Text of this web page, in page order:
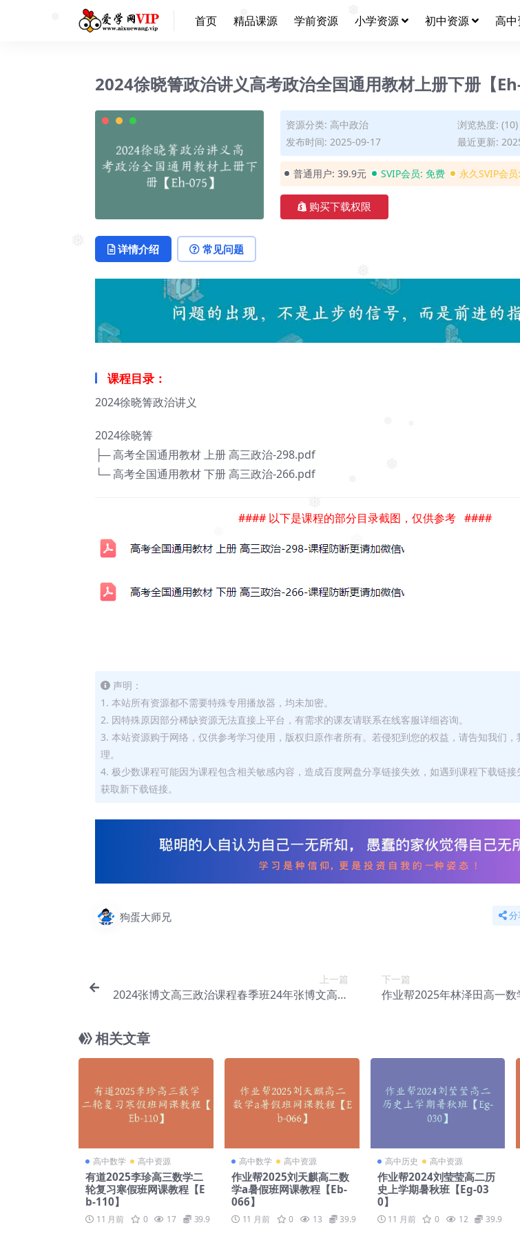
❅
❅
❅
❅
❅
首页 精品课源 学前资源 小学资源 初中资源 高
2024徐晓箐政治讲义高考政治全国通用教材上册下册【
资源分类: 高中政治
浏览热度: (10)
发布时间: 2025-09-17
最近更新:
普通用户: 39.9元 SVIP会员: 免费 永久SVIP会员:
购买下载权限
详情介绍 常见问题
课程目录：
2024徐晓箐政治讲义
2024徐晓箐
├─ 高考全国通用教材 上册 高三政治-298.pdf
└─ 高考全国通用教材 下册 高三政治-266.pdf
#### 以下是课程的部分目录截图，仅供参考 ####
声明：
1. 本站所有资源都不需要特殊专用播放器，均未加密。
2. 因特殊原因部分稀缺资源无法直接上平台，有需求的课友请联系在线客服详细咨询。
3. 本站资源购于网络，仅供参考学习使用，版权归原作者所有。若侵犯到您的权益，请告知我们
理。
4. 极少数课程可能因为课程包含相关敏感内容，造成百度网盘分享链接失效，如遇到课程下载链
获取新下载链接。
狗蛋大师兄 分
上一篇
2024张博文高三政治课程春季班24年张博文高考
下一篇
作业帮2025年林泽田高一
相关文章
高中数学 高中资源
有道2025李珍高三数学二
轮复习寒假班网课教程【E
b-110】
11 月前 0 17 39.9
高中数学 高中资源
作业帮2025刘天麒高二数
学a暑假班网课教程【Eb-
066】
11 月前 0 13 39.9
高中历史 高中资源
作业帮2024刘莹莹高二历
史上学期暑秋班【Eg-03
0】
11 月前 0 12 39.9